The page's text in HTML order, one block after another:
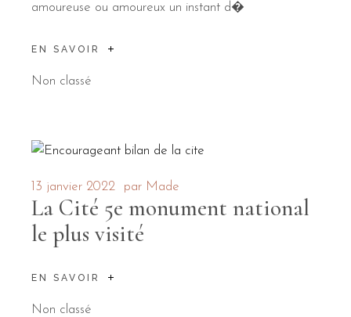
amoureuse ou amoureux un instant d�
EN SAVOIR
Non classé
13 janvier 2022 par Made
La Cité 5e monument national
le plus visité
EN SAVOIR
Non classé